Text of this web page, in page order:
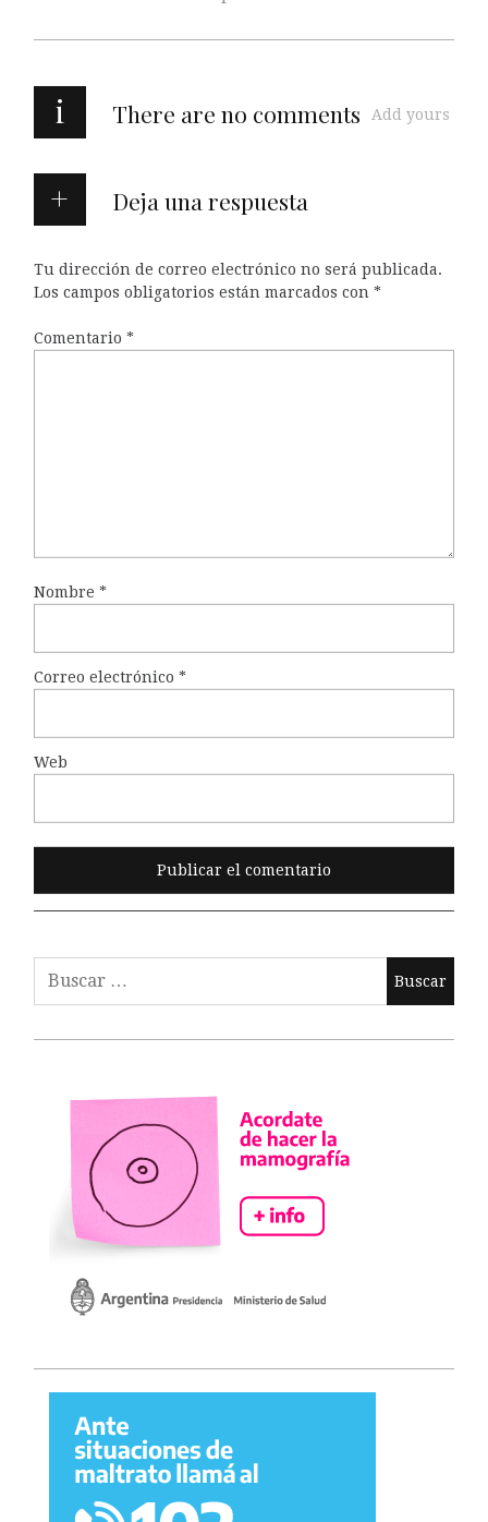
i There are no comments Add yours
Deja una respuesta
Tu dirección de correo electrónico no será publicada.
Los campos obligatorios están marcados con *
Comentario *
Nombre *
Correo electrónico *
Web